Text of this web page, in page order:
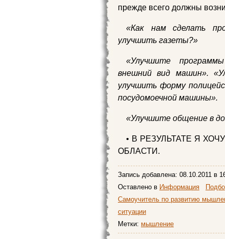
прежде всего должны
«Как нам сделать
улучшить газеты?»
«Улучшите
внешний вид машин».
улучшить форму
посудомоечной машины».
«Улучшите общение в
• В РЕЗУЛЬТАТЕ Я
ОБЛАСТИ.
Запись добавлена: 08.10.2011 в
Оставлено в Информация
Самоучитель по развитию
ситуации
Метки: мышление